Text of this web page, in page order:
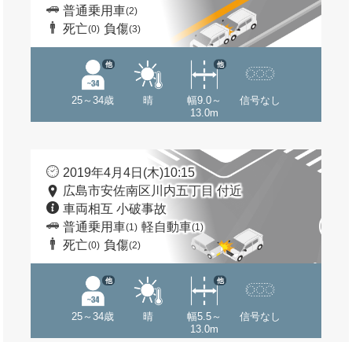
普通乗用車(2)
死亡(0) 負傷(3)
25～34歳
他
晴
幅9.0～
13.0m
他
信号なし
2019年4月4日(木)10:15
広島市安佐南区川内五丁目 付近
車両相互 小破事故
普通乗用車(1) 軽自動車(1)
死亡(0) 負傷(2)
25～34歳
他
晴
幅5.5～
13.0m
他
信号なし